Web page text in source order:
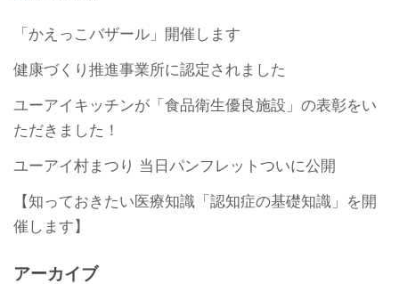
「かえっこバザール」開催します
健康づくり推進事業所に認定されました
ユーアイキッチンが「食品衛生優良施設」の表彰をい
ただきました！
ユーアイ村まつり 当日パンフレットついに公開
【知っておきたい医療知識「認知症の基礎知識」を開
催します】
アーカイブ